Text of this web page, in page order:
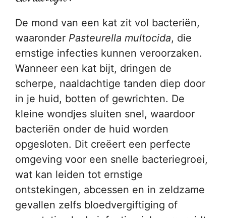
De mond van een kat zit vol bacteriën,
waaronder Pasteurella multocida, die
ernstige infecties kunnen veroorzaken.
Wanneer een kat bijt, dringen de
scherpe, naaldachtige tanden diep door
in je huid, botten of gewrichten. De
kleine wondjes sluiten snel, waardoor
bacteriën onder de huid worden
opgesloten. Dit creëert een perfecte
omgeving voor een snelle bacteriegroei,
wat kan leiden tot ernstige
ontstekingen, abcessen en in zeldzame
gevallen zelfs bloedvergiftiging of